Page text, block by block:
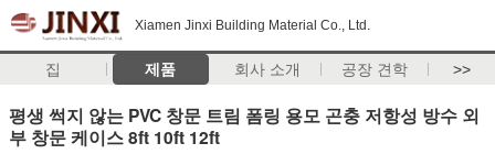
Xiamen Jinxi Building Material Co., Ltd.
집 제품 회사 소개 공장 견학 >>
평생 썩지 않는 PVC 창문 트림 폼링 용모 곤충 저항성 방수 외
부 창문 케이스 8ft 10ft 12ft